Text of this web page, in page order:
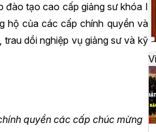
đào tạo cao cấp giảng sư khóa I
hộ của các cấp chính quyền và
dồi nghiệp vụ giảng sư và kỹ
quyền các cấp chúc mừng